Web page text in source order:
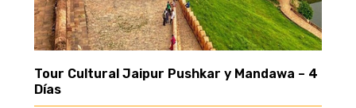
Tour Cultural Jaipur Pushkar y Mandawa – 4
Días